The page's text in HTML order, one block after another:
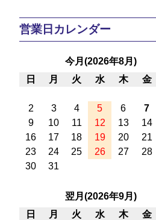
営業日カレンダー
今月(2026年8月)
日
月 火 水 木 金
2
3 4 5 6 7
9
10 11 12 13 14
16
17 18 19 20 21
23
24 25 26 27 28
30
31
翌月(2026年9月)
日
月 火 水 木 金